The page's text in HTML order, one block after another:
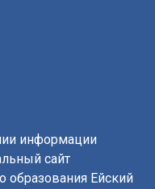
информации
сайт
образования Ейский